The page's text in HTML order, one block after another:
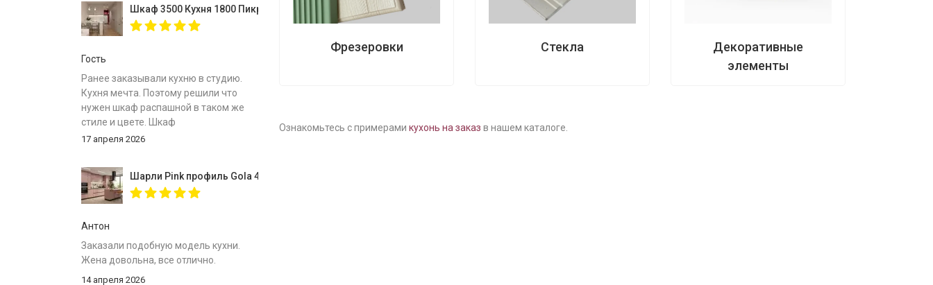
Фрезеровки Стекла
Декоративные
элементы
Ознакомьтесь с примерами кухонь на заказ в нашем каталоге.
Шкаф 3500 Кухня 1800 Пикрит
Гость
Ранее заказывали кухню в студию.
Кухня мечта. Поэтому решили что
нужен шкаф распашной в таком же
стиле и цвете. Шкаф
собрали,инструкция
срок.Спасибо за вместительный
шкаф.
17 апреля 2026
Шарли Pink профиль Gola 4000
Антон
Заказали подобную модель кухни.
Жена довольна, все отлично.
14 апреля 2026